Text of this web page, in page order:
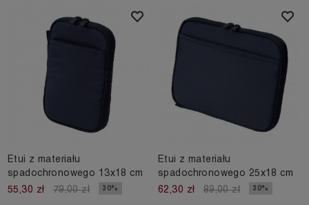
Etui z materiału
spadochronowego 13x18 cm
55,30 zł
79,00 zł 30%
Etui z materiału
spadochronowego 25x18 cm
62,30 zł
89,00 zł 30%